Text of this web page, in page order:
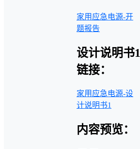
家用应急电源-开
题报告
设计说明书1
链接：
家用应急电源-设
计说明书1
内容预览：